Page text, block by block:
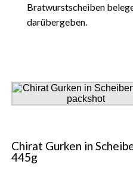
Bratwurstscheiben
darübergeben.
Chirat Gurken in
445g